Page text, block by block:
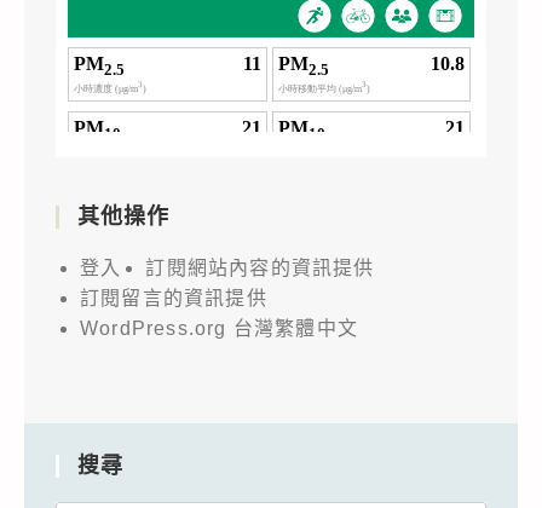
其他操作
登入
訂閱網站內容的資訊提供
訂閱留言的資訊提供
WordPress.org 台灣繁體中文
搜尋